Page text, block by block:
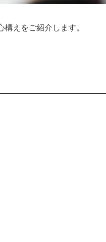
えをご紹介します。